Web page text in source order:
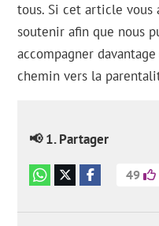
tous. Si cet article vous
soutenir afin que nous
accompagner
chemin vers la
📢 1. Partager
49